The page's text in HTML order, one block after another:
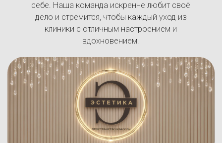
себе. Наша команда искренне любит своё
дело и стремится, чтобы каждый уход из
клиники с отличным настроением и
вдохновением.